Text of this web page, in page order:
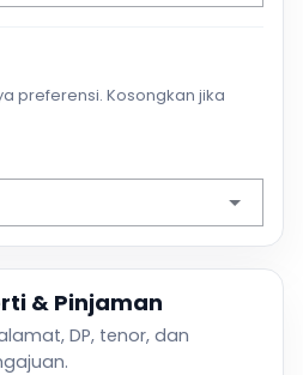
preferensi. Kosongkan jika
& Pinjaman
DP, tenor, dan